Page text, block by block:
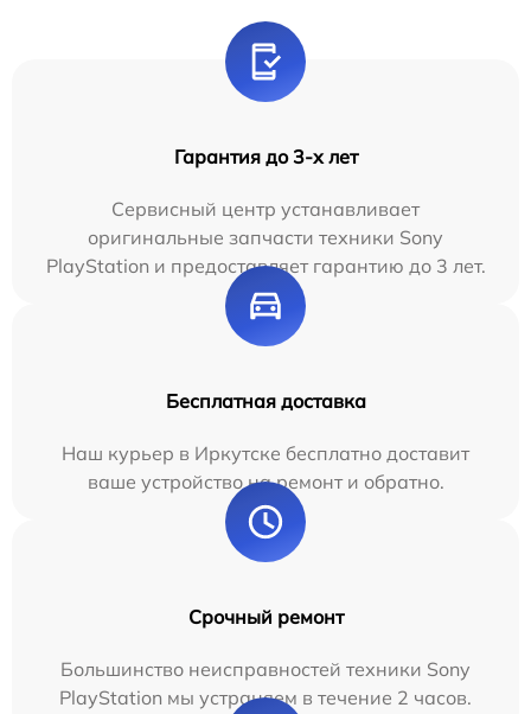
Гарантия до 3-х лет
Сервисный центр устанавливает
оригинальные запчасти техники Sony
PlayStation и предоставляет гарантию до 3 лет.
Бесплатная доставка
Наш курьер в Иркутске бесплатно доставит
ваше устройство на ремонт и обратно.
Срочный ремонт
Большинство неисправностей техники Sony
PlayStation мы устраняем в течение 2 часов.